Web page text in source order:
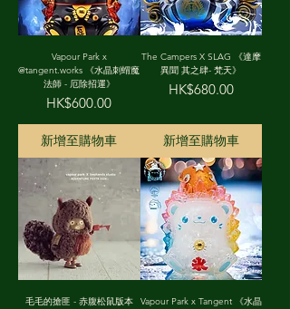
Vapour Park x
@tangent.works 《水晶刺蝟魔
法師 - 厄除招運》
價格
HK$600.00
新增至購物車
The Campers X SLAG 《達摩
異聞 其之肆- 梵天》
價格
HK$680.00
新增至購物車
毛毛的搶匪 - 赤腹松鼠版本
Vapour Park x Tangent 《水晶